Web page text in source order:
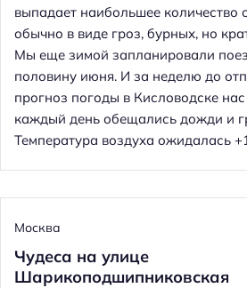
выпадает наибольшее количество
обычно в виде гроз, бурных, но
Мы еще зимой запланировали
половину июня. И за неделю до
прогноз погоды в Кисловодске
каждый день обещались дожди и
Температура воздуха ожидалась
Москва
Чудеса на улице
Шарикоподшипниковская